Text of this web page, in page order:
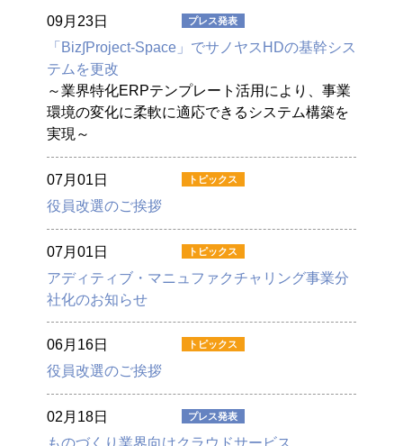
09月23日
「Biz∫Project-Space」でサノヤスHDの基幹シス
テムを更改
～業界特化ERPテンプレート活用により、事業
環境の変化に柔軟に適応できるシステム構築を
実現～
07月01日
役員改選のご挨拶
07月01日
アディティブ・マニュファクチャリング事業分
社化のお知らせ
06月16日
役員改選のご挨拶
02月18日